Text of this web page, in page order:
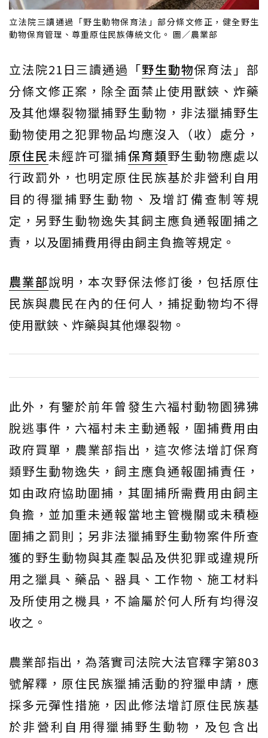
立法院三讀通過「野生動物保育法」部分條文修正，健全野生
動物保育管理、尊重原住民族傳統文化。 圖／農業部
立法院21日三讀通過「野生動物保育法」部
分條文修正案，除全面禁止使用獸鋏、炸藥
及其他爆裂物獵捕野生動物，非法獵捕野生
動物使用之犯罪物品均應沒入（收）處分，
原住民未經許可獵捕保育類野生動物應處以
行政罰外，也明定原住民族基於非營利自用
目的得獵捕野生動物、及增訂備查制等規
定，另野生動物逸失其飼主應負通報圍捕之
責，以及圍捕費用得由飼主負擔等規定。
農業部說明，本次野保法修訂後，包括原住
民族與農民在內的任何人，捕捉動物均不得
使用獸鋏、炸藥與其他爆裂物。
此外，有鑒於前年曾發生六福村動物園狒狒
脫逃事件，六福村未主動通報，圍捕費用由
政府買單，農業部指出，這次修法增訂保育
類野生動物逸失，飼主應負通報圍捕責任，
如由政府協助圍捕，其圍捕所需費用由飼主
負擔，並加重未通報當地主管機關或未積極
圍捕之罰則；另非法獵捕野生動物案件所查
獲的野生動物與其產製品及供犯罪或違規所
用之獵具、藥品、器具、工作物、施工材料
及所使用之機具，不論屬於何人所有均得沒
收之。
農業部指出，為落實司法院大法官釋字第803
號解釋，原住民族獵捕活動的狩獵申請，應
採多元彈性措施，因此修法增訂原住民族基
於非營利自用得獵捕野生動物，及包含出